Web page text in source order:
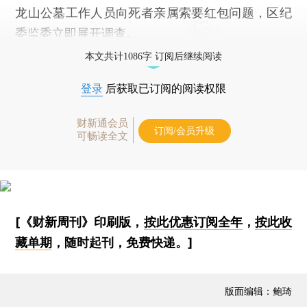
龙山公墓工作人员向死者亲属索要红包问题，区纪
委监委立即展开调查。
本文共计1086字 订阅后继续阅读
登录 后获取已订阅的阅读权限
财新通会员
可畅读全文
订阅/会员升级
[《财新周刊》印刷版， 按此优惠订阅全年， 按此收
藏单期 ，随时起刊，免费快递。]
版面编辑：鲍琦